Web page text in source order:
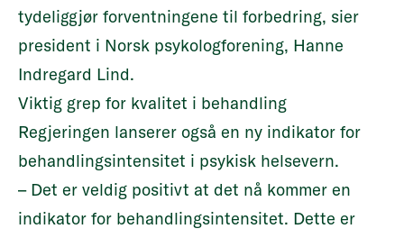
tydeliggjør forventningene til forbedring, sier
president i Norsk psykologforening, Hanne
Indregard Lind.
Viktig grep for kvalitet i behandling
Regjeringen lanserer også en ny indikator for
behandlingsintensitet i psykisk helsevern.
– Det er veldig positivt at det nå kommer en
indikator for behandlingsintensitet. Dette er